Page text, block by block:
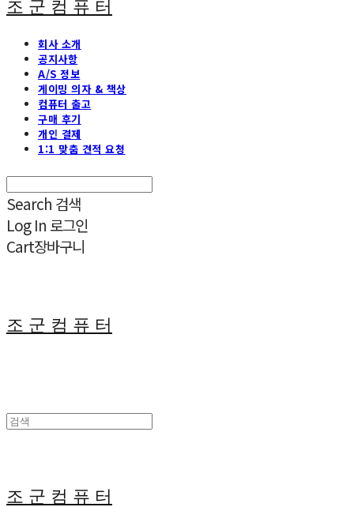
조 군 컴 퓨 터
회사 소개
공지사항
A/S 정보
게이밍 의자 & 책상
컴퓨터 출고
구매 후기
개인 결제
1:1 맞춤 견적 요청
Search 검색
Log In 로그인
Cart장바구니
조 군 컴 퓨 터
조 군 컴 퓨 터